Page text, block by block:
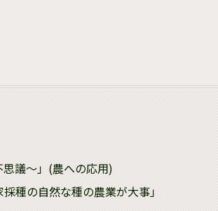
議～」(農への応用)
種の自然な種の農業が大事」